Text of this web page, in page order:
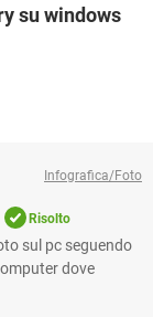
su windows
Infografica/Foto
Risolto
sul pc seguendo
dove